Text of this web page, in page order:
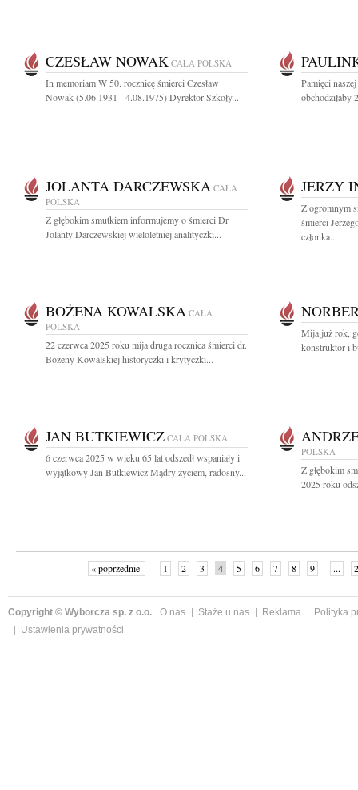
CZESŁAW NOWAK CAŁA POLSKA
In memoriam W 50. rocznicę śmierci Czesław
Nowak (5.06.1931 - 4.08.1975) Dyrektor Szkoły...
Pamięci
obchodziłaby
JOLANTA DARCZEWSKA CAŁA
POLSKA
Z głębokim smutkiem informujemy o śmierci Dr
Jolanty Darczewskiej wieloletniej analityczki...
JERZY
Z ogromnym
śmierci
członka...
BOŻENA KOWALSKA CAŁA
POLSKA
22 czerwca 2025 roku mija druga rocznica śmierci dr.
Bożeny Kowalskiej historyczki i krytyczki...
Mija już rok,
konstruktor i
JAN BUTKIEWICZ CAŁA POLSKA
6 czerwca 2025 w wieku 65 lat odszedł wspaniały i
wyjątkowy Jan Butkiewicz Mądry życiem, radosny...
POLSKA
Z głębokim
2025 roku
« poprzednie 1 2 3 4 5 6 7 8 9 ...
Copyright © Wyborcza sp. z o.o. O nas Staże u nas Reklama
Polityka
Ustawienia prywatności